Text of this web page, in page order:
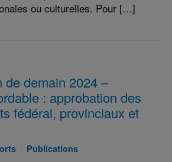
ou culturelles. Pour […]
de demain 2024 –
: approbation des
fédéral, provinciaux et
Catégories
Publications